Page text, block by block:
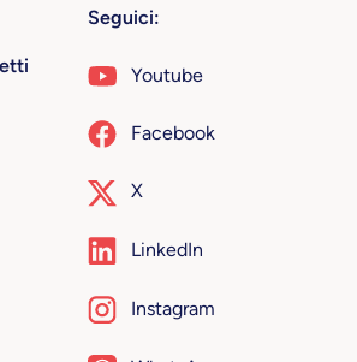
Seguici:
Youtube
Facebook
X
LinkedIn
Instagram